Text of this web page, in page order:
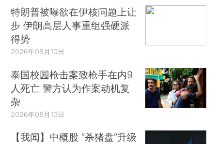
特朗普被曝欲在伊核问题上让
步 伊朗高层人事重组强硬派
得势
2026年08月10日
泰国校园枪击案致枪手在内9
人死亡 警方认为作案动机复
杂
2026年08月10日
【我闻】中概股 “杀猪盘”升级